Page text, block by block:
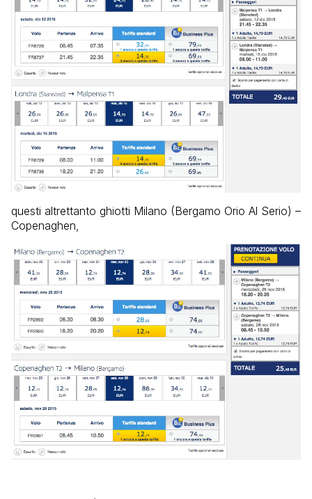
questi altrettanto ghiotti Milano (Bergamo Orio Al Serio) –
Copenaghen,